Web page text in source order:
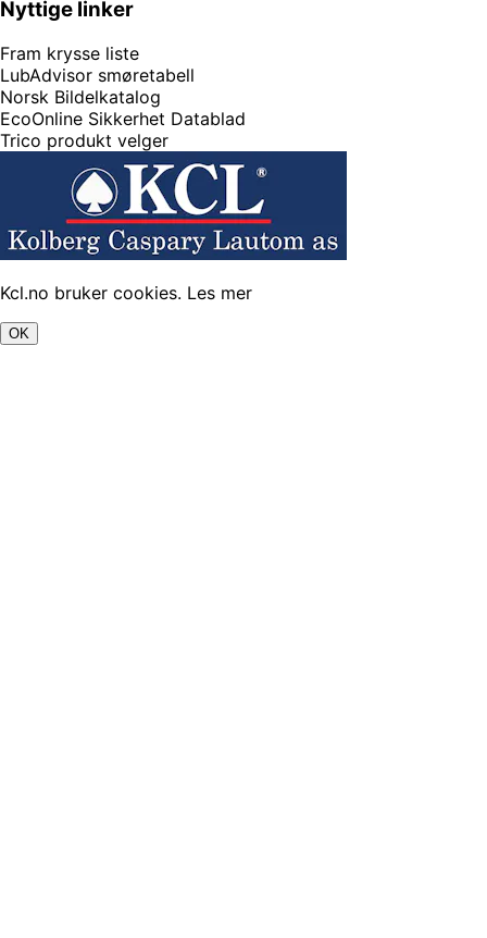
Nyttige linker
Fram krysse liste
LubAdvisor smøretabell
Norsk Bildelkatalog
EcoOnline Sikkerhet Datablad
Trico produkt velger
Kcl.no bruker cookies. Les mer
OK